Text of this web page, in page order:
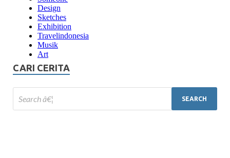
CARI CERITA